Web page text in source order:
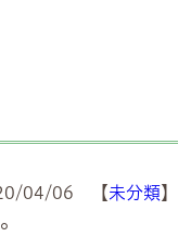
04/06 【未分類】